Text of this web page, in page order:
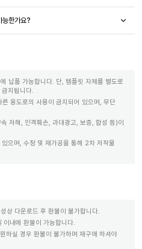
능한가요?
납품 가능합니다. 단, 템플릿 자체를 별도로
지됩니다.
용도로의 사용이 금지되어 있으며, 무단
저해, 인격훼손, 과대광고, 보증, 합성 등)이
으며, 수정 및 재가공을 통해 2차 저작물
상 다운로드 후 환불이 불가합니다.
이내에 환불이 가능합니다.
하실 경우 환불이 불가하며 재구매 하셔야